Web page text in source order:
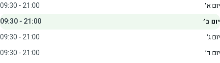
יום א׳
09:30 - 21:00
יום ב׳
09:30 - 21:00
יום ג׳
09:30 - 21:00
יום ד׳
09:30 - 21:00